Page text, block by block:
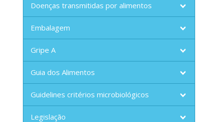
Doenças transmitidas por alimentos
Embalagem
Gripe A
Guia dos Alimentos
Guidelines critérios microbiológicos
Legislação